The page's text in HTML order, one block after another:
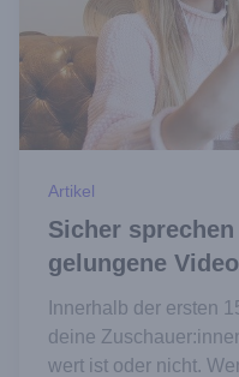
Artikel
Sicher
gelungene
Innerhalb der ersten
deine
wert ist oder nicht.